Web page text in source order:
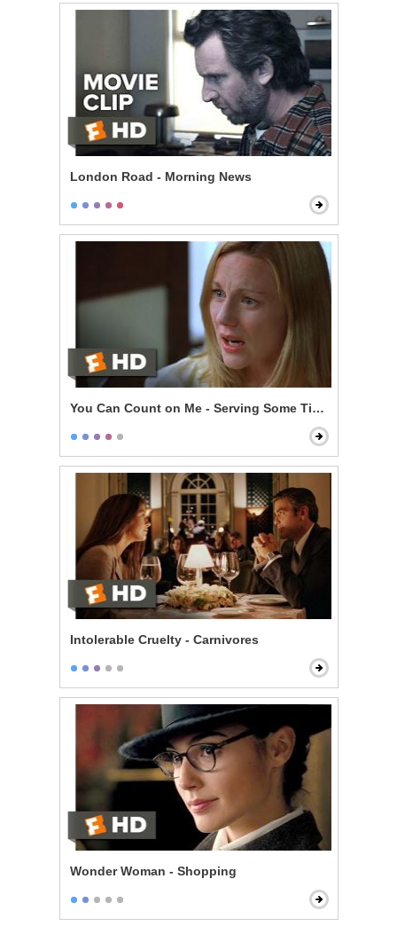
London Road - Morning News
You Can Count on Me - Serving Some Time
Intolerable Cruelty - Carnivores
Wonder Woman - Shopping